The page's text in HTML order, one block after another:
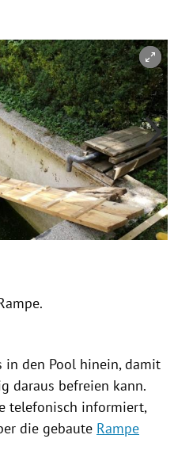
in den Pool hinein, damit
daraus befreien kann.
telefonisch informiert,
die gebaute Rampe